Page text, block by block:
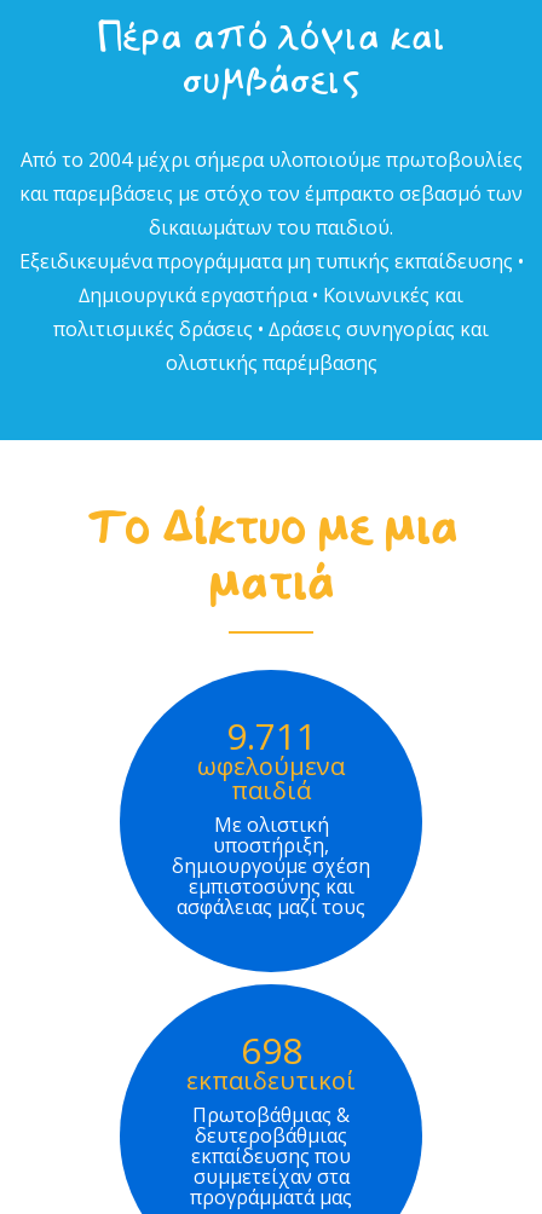
Πέρα από λόγια και
συµβάσεις
Από το 2004 µέχρι σήµερα υλοποιούµε πρωτοβουλίες
και παρεµβάσεις µε στόχο τον έµπρακτο σεβασµό των
δικαιωµάτων του παιδιού.
Εξειδικευµένα προγράµµατα µη τυπικής εκπαίδευσης •
∆ηµιουργικά εργαστήρια • Κοινωνικές και
πολιτισµικές δράσεις • ∆ράσεις συνηγορίας και
ολιστικής παρέµβασης
Το Δίκτυο με μια
ματιά
9.711
ωφελούμενα
παιδιά
Με ολιστική
υποστήριξη,
δημιουργούμε σχέση
εμπιστοσύνης και
ασφάλειας μαζί τους
698
εκπαιδευτικοί
Πρωτοβάθμιας &
δευτεροβάθμιας
εκπαίδευσης που
συμμετείχαν στα
προγράμματά μας